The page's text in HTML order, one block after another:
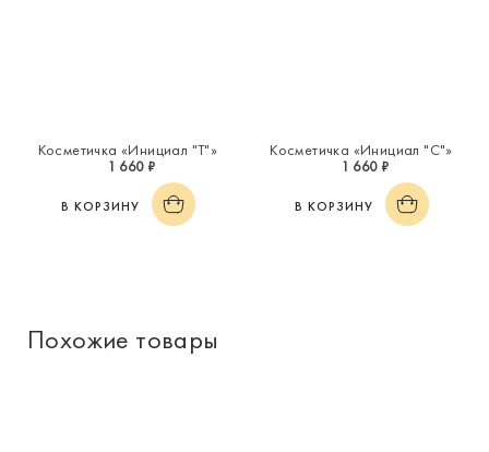
Косметичка «Инициал "Т"»
1 660 ₽
В КОРЗИНУ
Косметичка «Инициал "С"»
1 660 ₽
В КОРЗИНУ
Похожие товары